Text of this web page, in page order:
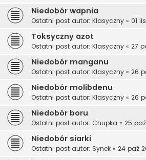
Niedobór wapnia
Ostatni post autor: Klasyczny « 01
Toksyczny azot
Ostatni post autor: Klasyczny « 27
Niedobór manganu
Ostatni post autor: Klasyczny « 26
Niedobór molibdenu
Ostatni post autor: Klasyczny « 26
Niedobór boru
Ostatni post autor: Chupka « 25 paź
Niedobór siarki
Ostatni post autor: Synek « 24 paź